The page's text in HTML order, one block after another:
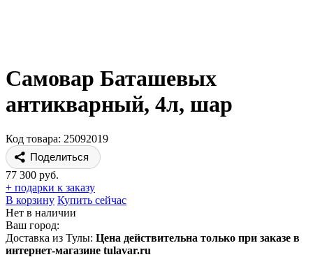
Самовар Баташевых
антикварный, 4л, шар
Код товара: 25092019
Поделиться
77 300 руб.
+ подарки к заказу
В корзину Купить сейчас
Нет в наличии
Ваш город:
Доставка из Тулы: Цена действительна только при заказе в
интернет-магазине tulavar.ru